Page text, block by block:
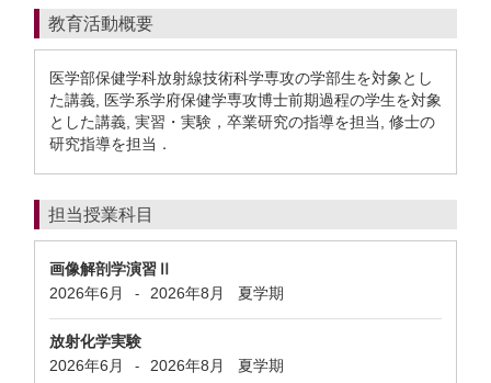
教育活動概要
医学部保健学科放射線技術科学専攻の学部生を対象とし
た講義, 医学系学府保健学専攻博士前期過程の学生を対象
とした講義, 実習・実験，卒業研究の指導を担当, 修士の
研究指導を担当．
担当授業科目
画像解剖学演習Ⅱ
2026年6月
- 2026年8月 夏学期
放射化学実験
2026年6月
- 2026年8月 夏学期